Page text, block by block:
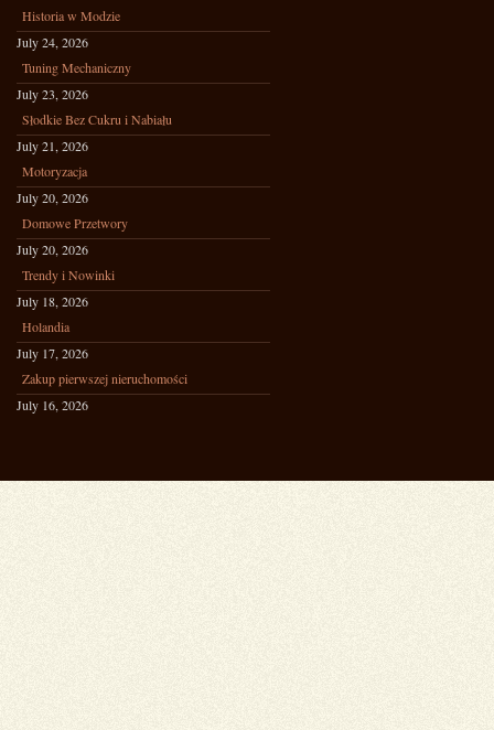
Historia w Modzie
July 24, 2026
Tuning Mechaniczny
July 23, 2026
Słodkie Bez Cukru i Nabiału
July 21, 2026
Motoryzacja
July 20, 2026
Domowe Przetwory
July 20, 2026
Trendy i Nowinki
July 18, 2026
Holandia
July 17, 2026
Zakup pierwszej nieruchomości
July 16, 2026